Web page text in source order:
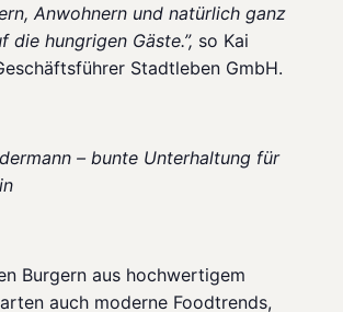
Anwohnern und natürlich ganz
die hungrigen Gäste.”, so Kai
Stadtleben GmbH.
– bunte Unterhaltung für
Burgern aus hochwertigem
auch moderne Foodtrends,